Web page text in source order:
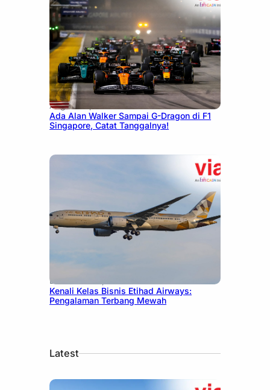
August 13, 2025
Ada Alan Walker Sampai G-Dragon di F1
Singapore, Catat Tanggalnya!
December 27, 2024
Kenali Kelas Bisnis Etihad Airways:
Pengalaman Terbang Mewah
Latest